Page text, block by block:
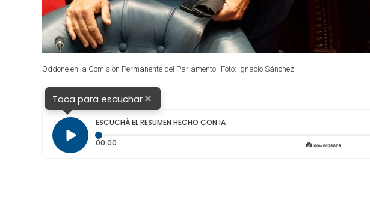
Oddone en la Comisión Permanente del Parlamento. Foto: Ignacio Sánchez.
Toca para escuchar×
ESCUCHÁ EL RESUMEN HECHO CON IA
00:00